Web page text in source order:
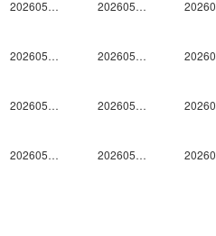
20260515中 20260515下
20260522下 20260522纯享
20260523欧阳娣娣个人舞台合集 20260523邵子恒个人舞台合集
20260523许馨文个人舞台合集 20260523颜安个人舞台合集